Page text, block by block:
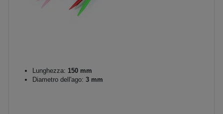
Lunghezza: 150 mm
Diametro dell'ago: 3 mm